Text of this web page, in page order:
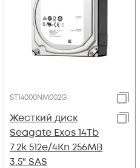
ST14000NM002G
Жесткий диск
Seagate Exos 14Tb
7.2k 512e/4Kn 256MB
3.5" SAS